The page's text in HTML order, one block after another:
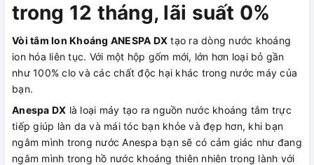
trong 12 tháng, lãi suất 0%
Vòi tắm Ion Khoáng ANESPA DX tạo ra dòng nước khoáng
ion hóa liên tục. Với một hộp gốm mới, lớn hơn loại bỏ gần
như 100% clo và các chất độc hại khác trong nước máy của
bạn.
Anespa DX là loại máy tạo ra nguồn nước khoáng tắm trực
tiếp giúp làn da và mái tóc bạn khỏe và đẹp hơn, khi bạn
ngâm mình trong nước Anespa bạn sẽ có cảm giác như đang
ngâm mình trong hồ nước khoáng thiên nhiên trong lành với